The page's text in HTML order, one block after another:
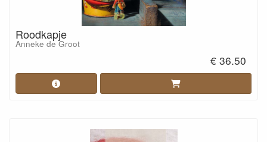
Roodkapje
Anneke de Groot
€ 36.50